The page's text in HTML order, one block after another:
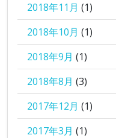
2018年11月 (1)
2018年10月 (1)
2018年9月 (1)
2018年8月 (3)
2017年12月 (1)
2017年3月 (1)